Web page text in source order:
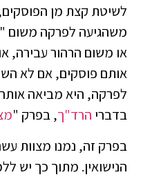
לשיטת קצת מן
משהגיעה לפרקה משום
או משום הרהור עבירה,
אותם פוסקים, אם לא
לפרקה, היא מביאה אותה
בדברי הרד"ך, בפרק "
בפרק זה, נמנו מצוות
הנישואין. מתוך כך יש